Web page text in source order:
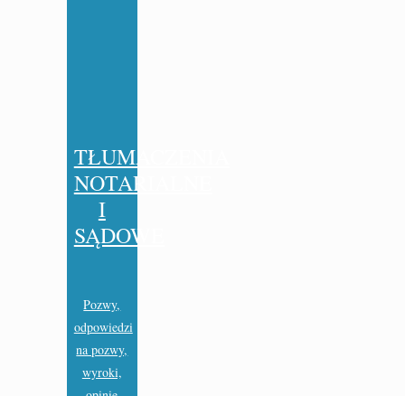
TŁUMACZENIA
NOTARIALNE
I
SĄDOWE
Pozwy,
odpowiedzi
na pozwy,
wyroki,